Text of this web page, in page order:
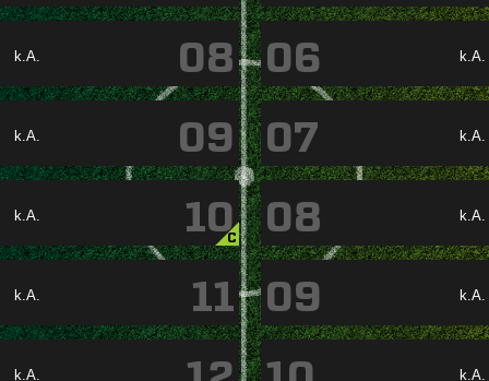
k.A. 08
k.A. 09
k.A. 10
C
k.A. 11
k.A.
k.A.
07
k.A.
08
k.A.
09
k.A.
k.A.
06